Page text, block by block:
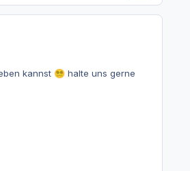
kannst 😵‍💫halte uns gerne